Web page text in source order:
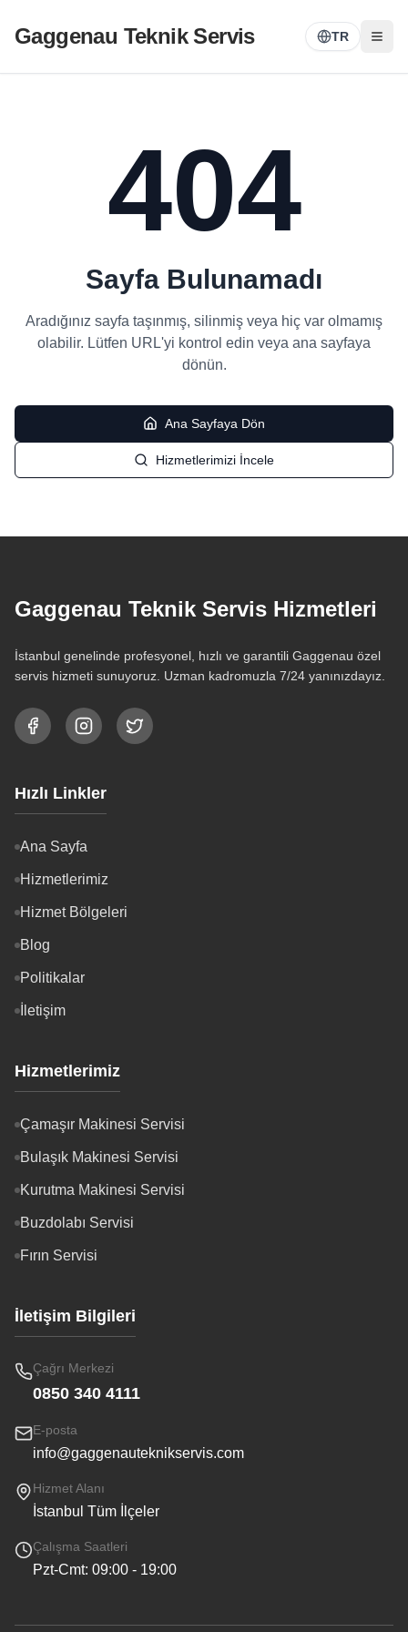
Gaggenau Teknik Servis TR
404
Sayfa Bulunamadı
Aradığınız sayfa taşınmış, silinmiş veya hiç var olmamış
olabilir. Lütfen URL'yi kontrol edin veya ana sayfaya
dönün.
Ana Sayfaya Dön
Hizmetlerimizi İncele
Gaggenau Teknik Servis Hizmetleri
İstanbul genelinde profesyonel, hızlı ve garantili Gaggenau özel
servis hizmeti sunuyoruz. Uzman kadromuzla 7/24 yanınızdayız.
Hızlı Linkler
Ana Sayfa
Hizmetlerimiz
Hizmet Bölgeleri
Blog
Politikalar
İletişim
Hizmetlerimiz
Çamaşır Makinesi Servisi
Bulaşık Makinesi Servisi
Kurutma Makinesi Servisi
Buzdolabı Servisi
Fırın Servisi
İletişim Bilgileri
Çağrı Merkezi
0850 340 4111
E-posta
info@gaggenauteknikservis.com
Hizmet Alanı
İstanbul Tüm İlçeler
Çalışma Saatleri
Pzt-Cmt: 09:00 - 19:00